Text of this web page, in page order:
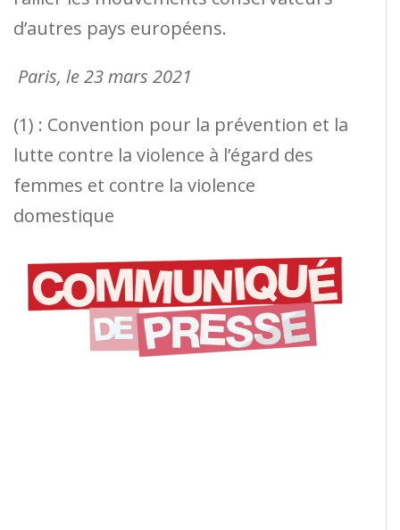
d’autres pays européens.
Paris, le 23 mars 2021
(1) : Convention pour la prévention et la
lutte contre la violence à l’égard des
femmes et contre la violence
domestique